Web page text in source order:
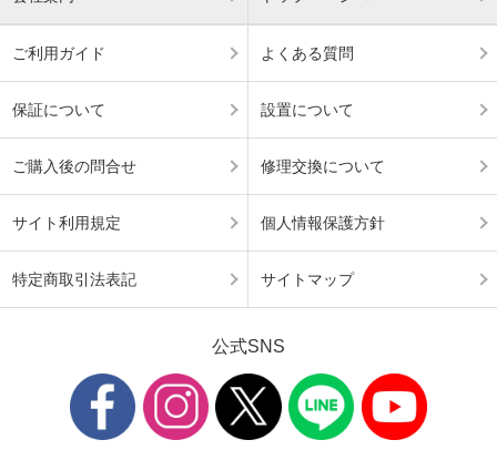
ご利用ガイド よくある質問
保証について 設置について
ご購入後の問合せ 修理交換について
サイト利用規定 個人情報保護方針
特定商取引法表記 サイトマップ
公式SNS